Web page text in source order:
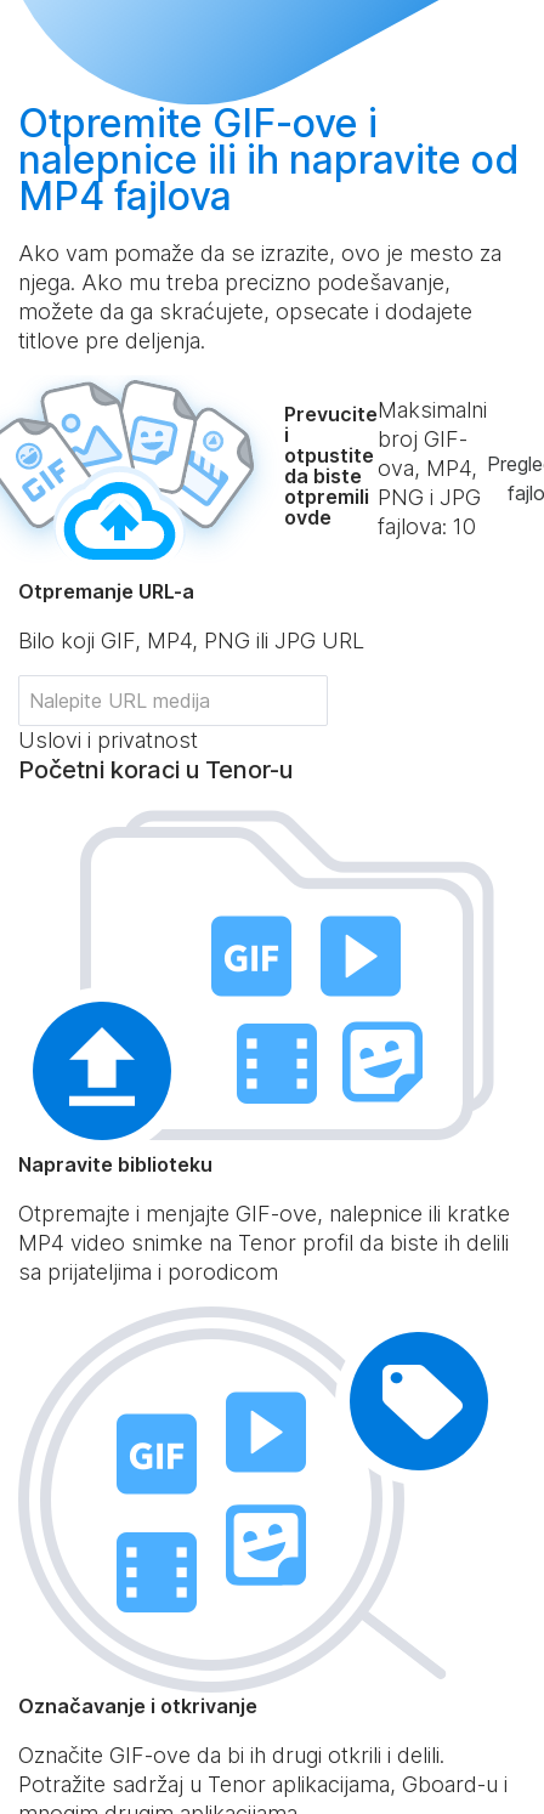
Otpremite GIF-ove i
nalepnice ili ih napravite od
MP4 fajlova
Ako vam pomaže da se izrazite, ovo je mesto za
njega. Ako mu treba precizno podešavanje,
možete da ga skraćujete, opsecate i dodajete
titlove pre deljenja.
Prevucite
i
otpustite
da biste
otpremili
ovde
Maksimalni
broj GIF-
ova, MP4,
PNG i JPG
fajlova: 10
Otpremanje URL-a
Bilo koji GIF, MP4, PNG ili JPG URL
Uslovi i privatnost
Početni koraci u Tenor-u
Napravite biblioteku
Otpremajte i menjajte GIF-ove, nalepnice ili kratke
MP4 video snimke na Tenor profil da biste ih delili
sa prijateljima i porodicom
Označavanje i otkrivanje
Označite GIF-ove da bi ih drugi otkrili i delili.
Potražite sadržaj u Tenor aplikacijama, Gboard-u i